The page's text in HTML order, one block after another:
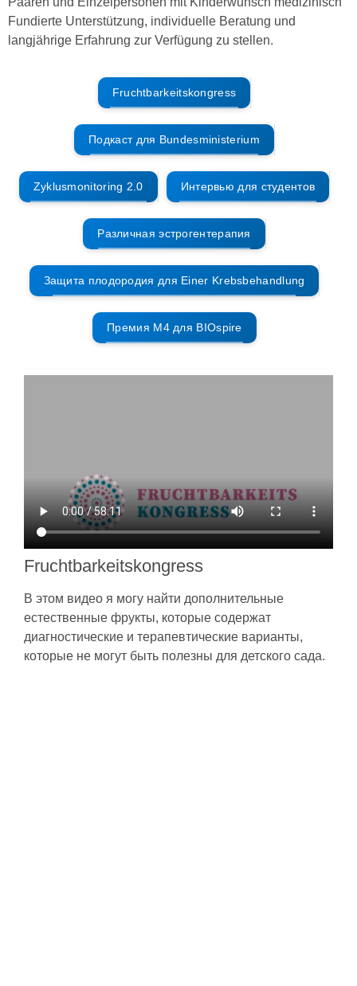
Fundierte Unterstützung, individuelle Beratung und
langjährige Erfahrung zur Verfügung zu stellen.
Fruchtbarkeitskongress
Подкаст для Bundesministerium
Zyklusmonitoring 2.0 Интервью для студентов
Различная эстрогентерапия
Защита плодородия для Einer Krebsbehandlung
Премия M4 для BIOspire
Fruchtbarkeitskongress
В этом видео я могу найти дополнительные
естественные фрукты, которые содержат
диагностические и терапевтические варианты,
которые не могут быть полезны для детского сада.